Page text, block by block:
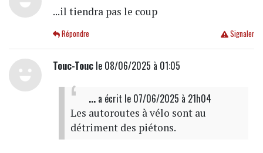
...il tiendra pas le coup
Signaler
Répondre
Touc-Toucle 08/06/2025 à 01:05
...a écrit le 07/06/2025 à 21h04
Les autoroutes à vélo sont au
détriment des piétons.